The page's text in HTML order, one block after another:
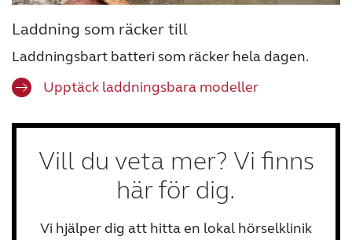
Laddning som räcker till
Laddningsbart batteri som räcker hela dagen.
Upptäck laddningsbara modeller
Vill du veta mer? Vi finns
här för dig.
Vi hjälper dig att hitta en lokal hörselklinik